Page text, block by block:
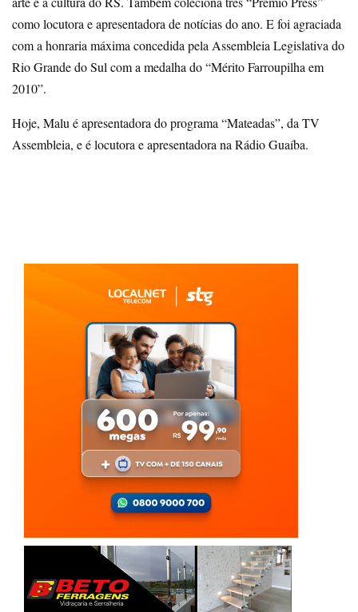
como locutora e apresentadora de notícias do ano. E foi agraciada
com a honraria máxima concedida pela Assembleia Legislativa do
Rio Grande do Sul com a medalha do “Mérito Farroupilha em
2010”.
Hoje, Malu é apresentadora do programa “Mateadas”, da TV
Assembleia, e é locutora e apresentadora na Rádio Guaíba.